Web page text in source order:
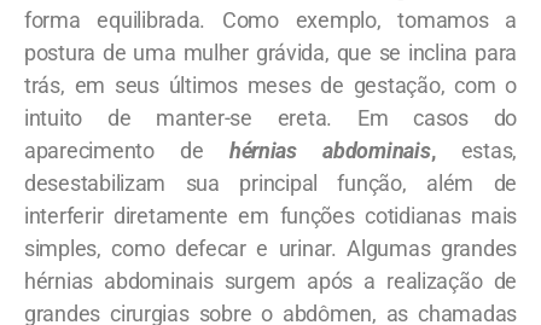
forma equilibrada. Como exemplo, tomamos a
postura de uma mulher grávida, que se inclina para
trás, em seus últimos meses de gestação, com o
intuito de manter-se ereta. Em casos do
aparecimento de hérnias abdominais,estas,
desestabilizam sua principal função, além de
interferir diretamente em funções cotidianas mais
simples, como defecar e urinar. Algumas grandes
hérnias abdominais surgem após a realização de
grandes cirurgias sobre o abdômen, as chamadas